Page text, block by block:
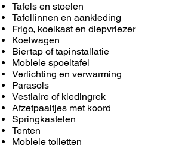
Tafels en stoelen
Tafellinnen en aankleding
Frigo, koelkast en diepvriezer
Koelwagen
Biertap of tapinstallatie
Mobiele spoeltafel
Verlichting en verwarming
Parasols
Vestiaire of kledingrek
Afzetpaaltjes met koord
Springkastelen
Tenten
Mobiele toiletten